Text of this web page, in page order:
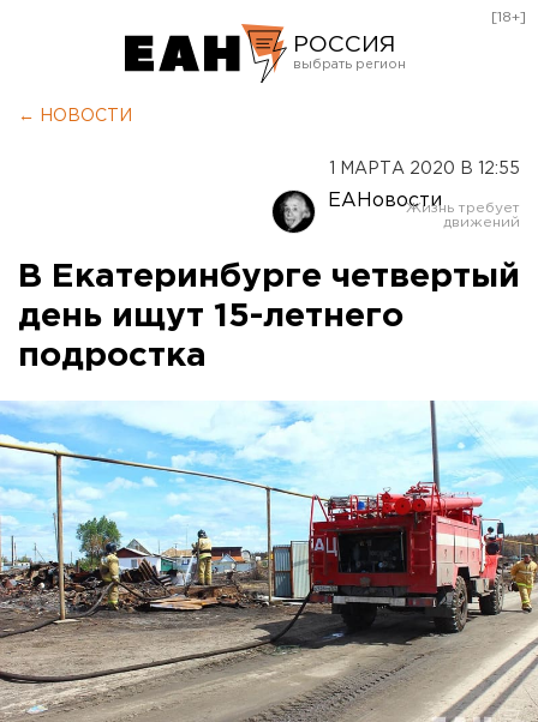
РОССИЯ
Оренбург
[18+]
← НОВОСТИ
1 МАРТА 2020 В 12:55
ЕАНовости
В Екатеринбурге четвертый
день ищут 15-летнего
подростка